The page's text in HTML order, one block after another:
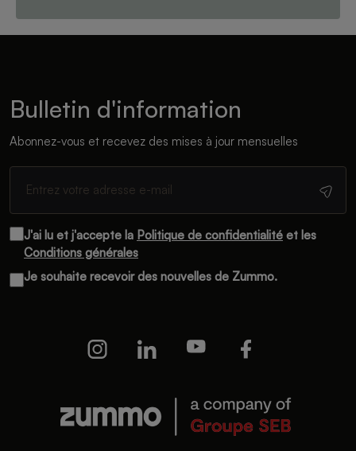
Bulletin d'information
Abonnez-vous et recevez des mises à jour mensuelles
J'ai lu et j'accepte la Politique de confidentialité et les
Conditions générales
Je souhaite recevoir des nouvelles de Zummo.